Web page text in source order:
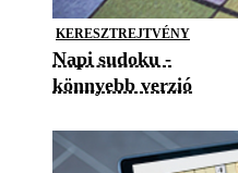
KERESZTREJTVÉNY
Napi sudoku -
könnyebb verzió